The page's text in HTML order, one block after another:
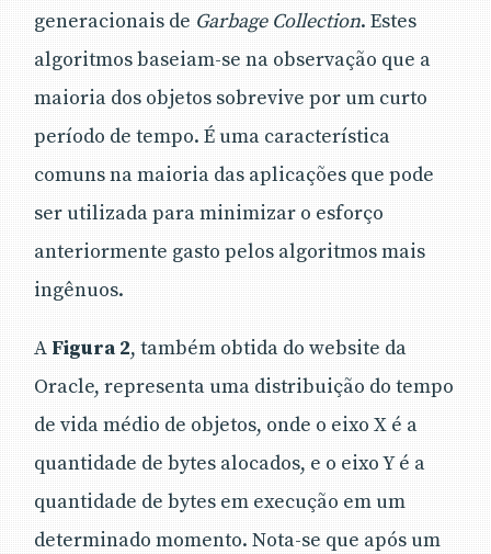
generacionais de Garbage Collection. Estes
algoritmos baseiam-se na observação que a
maioria dos objetos sobrevive por um curto
período de tempo. É uma característica
comuns na maioria das aplicações que pode
ser utilizada para minimizar o esforço
anteriormente gasto pelos algoritmos mais
ingênuos.
A Figura 2, também obtida do website da
Oracle, representa uma distribuição do tempo
de vida médio de objetos, onde o eixo X é a
quantidade de bytes alocados, e o eixo Y é a
quantidade de bytes em execução em um
determinado momento. Nota-se que após um